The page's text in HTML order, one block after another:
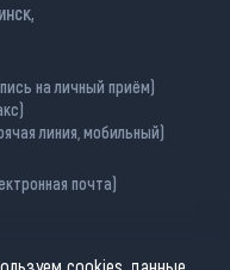
на личный приём)
линия, мобильный)
почта)